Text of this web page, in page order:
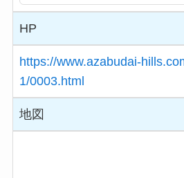
HP
https://www.azabudai-
1/0003.html
地図